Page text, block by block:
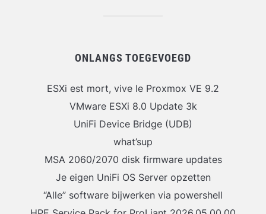
ONLANGS TOEGEVOEGD
ESXi est mort, vive le Proxmox VE 9.2
VMware ESXi 8.0 Update 3k
UniFi Device Bridge (UDB)
what’sup
MSA 2060/2070 disk firmware updates
Je eigen UniFi OS Server opzetten
“Alle” software bijwerken via powershell